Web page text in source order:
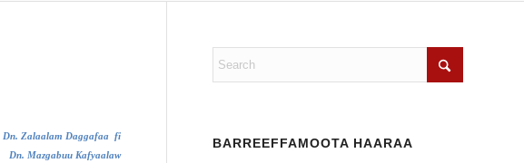
Dn. Zalaalam Daggafaa fi
Dn. Mazgabuu Kafyaalaw
BARREEFFAMOOTA HAARAA